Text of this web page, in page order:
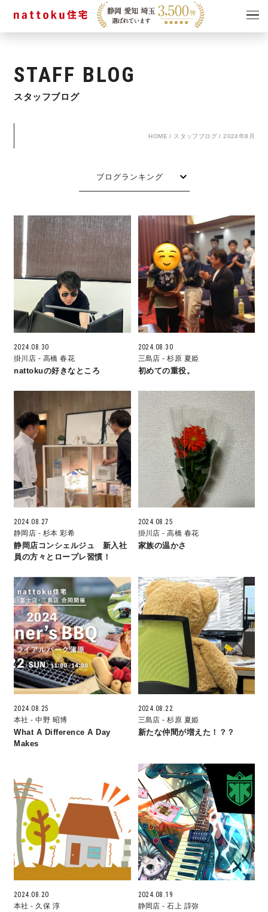
見学会
ショールーム
営業時間／10:00～20:00 定休日／年末年始
タップで電話をかける
来店・見学予約
OWNER’S SITE オーナーズサイト
nattokuグループコーポレートサイト
nattoku住宅 10のこだわり
家具まで標準仕様の空間コーディネート
身体に優しい自然素材の家
耐震等級3 & 許容応力度計算 全棟標準
徹底したコストダウンの追求
頑丈で長持ちの外壁
2030年の省エネ基準住宅
100年点検住宅
快適な室内環境へのこだわり
生涯続く安心のアフターフォロー
ラインナップ
STAFF BLOG
スタッフブログ
HOME / スタッフブログ/2024年8月
ブログランキング
2024.08.30
掛川店 - 高橋 春花
nattokuの好きなところ
2024.08.30
三島店- 杉原 夏姫
初めての重役。
2024.08.27
静岡店 - 杉本 彩希
静岡店コンシェルジュ 新入社
員の方々とロープレ習慣！
2024.08.25
掛川店- 高橋 春花
家族の温かさ
2024.08.25
本社- 中野 昭博
What A Difference A Day
Makes
2024.08.22
三島店- 杉原 夏姫
新たな仲間が増えた！？？
2024.08.20
本社- 久保 淳
2024.08.19
静岡店- 石上 諄弥